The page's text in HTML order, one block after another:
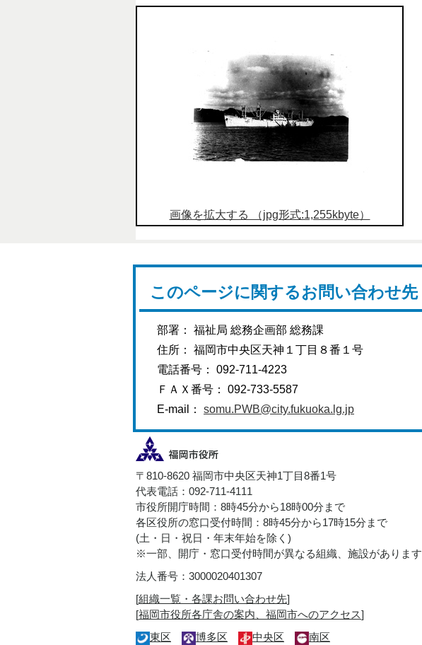
画像を拡大する （jpg形式:1,255kbyte）
このページに関するお問い合わせ先
部署： 福祉局 総務企画部 総務課
住所： 福岡市中央区天神１丁目８番１号
電話番号： 092-711-4223
ＦＡＸ番号： 092-733-5587
E-mail： somu.PWB@city.fukuoka.lg.jp
〒810-8620 福岡市中央区天神1丁目8番1号
代表電話：092-711-4111
市役所開庁時間：8時45分から18時00分まで
各区役所の窓口受付時間：8時45分から17時15分まで
(土・日・祝日・年末年始を除く)
※一部、開庁・窓口受付時間が異なる組織、施設があります
法人番号：3000020401307
[組織一覧・各課お問い合わせ先]
[福岡市役所各庁舎の案内、福岡市へのアクセス]
東区
博多区 中央区 南区